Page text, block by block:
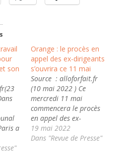
son
a
Orange : le procès en
appel des ex-dirigeants
s’ouvrira ce 11 mai
Source : alloforfait.fr
(10 mai 2022 ) Ce
mercredi 11 mai
commencera le procès
en appel des ex-
dirigeants d’Orange, qui
se nommait encore
19 mai 2022
Dans "Revue de Presse"